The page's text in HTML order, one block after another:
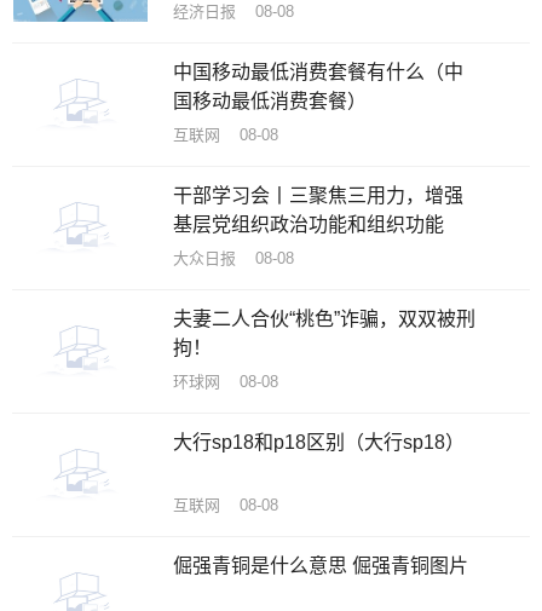
经济日报 08-08
中国移动最低消费套餐有什么（中
国移动最低消费套餐）
互联网 08-08
干部学习会丨三聚焦三用力，增强
基层党组织政治功能和组织功能
大众日报 08-08
夫妻二人合伙“桃色”诈骗，双双被刑
拘！
环球网 08-08
大行sp18和p18区别（大行sp18）
互联网 08-08
倔强青铜是什么意思 倔强青铜图片